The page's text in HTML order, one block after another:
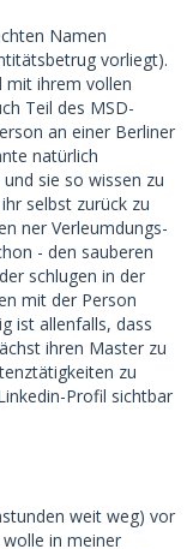
Namen
vorliegt).
mit ihrem vollen
Teil des MSD-
an einer Berliner
natürlich
sie so wissen zu
selbst zurück zu
ner Verleumdungs-
- den sauberen
schlugen in der
mit der Person
ist allenfalls, dass
ihren Master zu
zu
Profil sichtbar
weit weg) vor
in meiner